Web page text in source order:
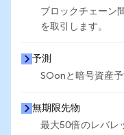
ブロックチェーン
を取引します。
予測
SOonと暗号資産予
無期限先物
最大50倍のレバレ